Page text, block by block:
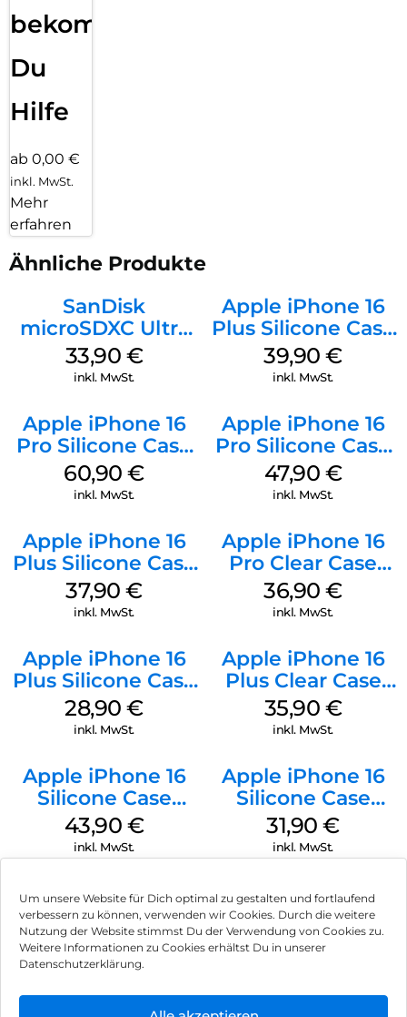
Um unsere Website für Dich optimal zu gestalten und fortlaufend
verbessern zu können, verwenden wir Cookies. Durch die weitere
Nutzung der Website stimmst Du der Verwendung von Cookies zu.
Weitere Informationen zu Cookies erhältst Du in unserer
Datenschutzerklärung.
bekommst
Du
Hilfe
ab 0,00 €
inkl. MwSt.
Mehr
erfahren
Ähnliche Produkte
SanDisk
microSDXC Ultra
128 GB + Adapter
Mobile
33,90 €
inkl. MwSt.
Apple iPhone 16
Plus Silicone Case
MagSafe Plum
39,90€
inkl. MwSt.
Apple iPhone 16
Pro Silicone Case
MagSafe Stone
Gray
60,90€
inkl. MwSt.
Apple iPhone 16
Pro Silicone Case
MagSafe Denim
47,90 €
inkl. MwSt.
Apple iPhone 16
Plus Silicone Case
MagSafe Lake
Green
37,90€
inkl. MwSt.
Apple iPhone 16
Pro Clear Case
MagSafe
Transparent
36,90€
inkl. MwSt.
Apple iPhone 16
Plus Silicone Case
MagSafe Black
28,90€
inkl. MwSt.
Apple iPhone 16
Plus Clear Case
MagSafe
Transparent
35,90 €
inkl. MwSt.
Apple iPhone 16
Silicone Case
MagSafe Plum
43,90 €
inkl. MwSt.
Apple iPhone 16
Silicone Case
MagSafe Fuchsia
31,90€
inkl. MwSt.
Impressum